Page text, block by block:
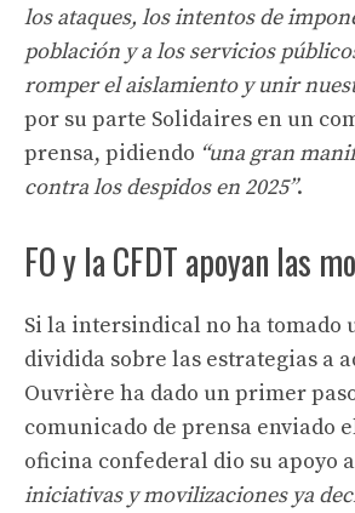
los ataques, los intentos de
población y a los servicios
romper el aislamiento y unir
por su parte Solidaires en un
prensa, pidiendo “una gran
contra los despidos en 2025”.
FO y la CFDT apoyan las
Si la intersindical no ha tomado
dividida sobre las estrategias a
Ouvrière ha dado un primer
comunicado de prensa enviado
oficina confederal dio su apoyo a
iniciativas y movilizaciones ya